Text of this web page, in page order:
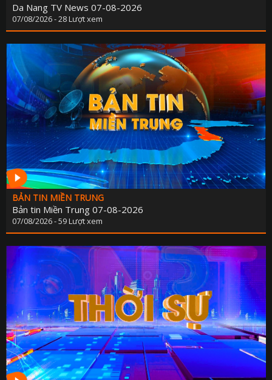
Da Nang TV News 07-08-2026
07/08/2026 - 28 Lượt xem
BẢN TIN MIỀN TRUNG
Bản tin Miền Trung 07-08-2026
07/08/2026 - 59 Lượt xem